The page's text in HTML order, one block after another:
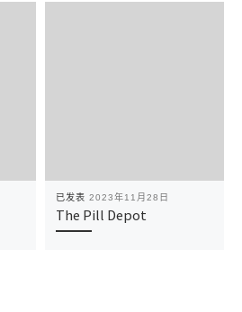
已发表 2023年11月28日
The Pill Depot